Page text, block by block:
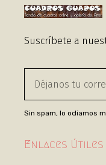
Suscríbete a
Sin spam, lo odiamos
Enlaces Útiles